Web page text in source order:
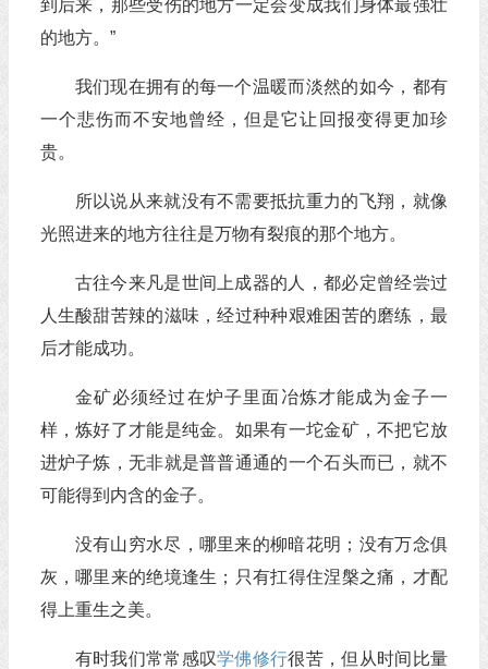
到后来，那些受伤的地方一定会变成我们身体最强壮
的地方。”
我们现在拥有的每一个温暖而淡然的如今，都有
一个悲伤而不安地曾经，但是它让回报变得更加珍
贵。
所以说从来就没有不需要抵抗重力的飞翔，就像
光照进来的地方往往是万物有裂痕的那个地方。
古往今来凡是世间上成器的人，都必定曾经尝过
人生酸甜苦辣的滋味，经过种种艰难困苦的磨练，最
后才能成功。
金矿必须经过在炉子里面冶炼才能成为金子一
样，炼好了才能是纯金。如果有一坨金矿，不把它放
进炉子炼，无非就是普普通通的一个石头而已，就不
可能得到内含的金子。
没有山穷水尽，哪里来的柳暗花明；没有万念俱
灰，哪里来的绝境逢生；只有扛得住涅槃之痛，才配
得上重生之美。
有时我们常常感叹学佛修行很苦，但从时间比量